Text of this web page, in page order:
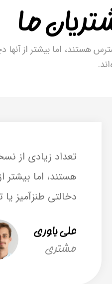
ما
هستند، اما بیشتر از آنها
تعداد زیادی از
هستند، اما بیشتر
دخالتی طنزآمیز
علی یاوری
مشتری